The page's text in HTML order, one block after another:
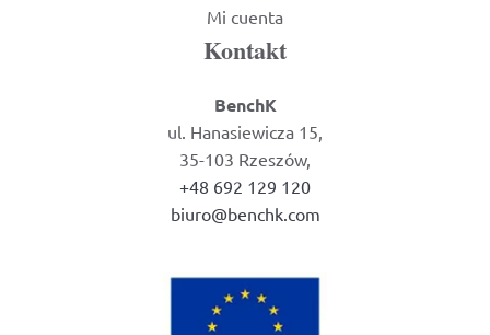
Mi cuenta
Kontakt
BenchK
ul. Hanasiewicza 15,
35-103 Rzeszów,
+48 692 129 120
biuro@benchk.com